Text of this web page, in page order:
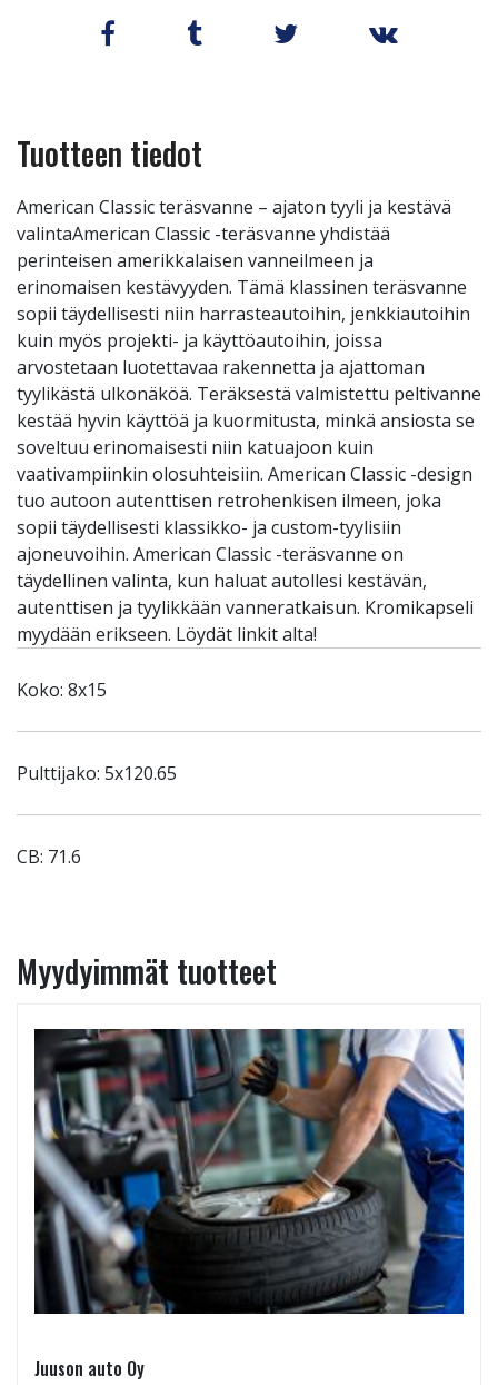
Tuotteen tiedot
American Classic teräsvanne – ajaton tyyli ja kestävä
valintaAmerican Classic -teräsvanne yhdistää
perinteisen amerikkalaisen vanneilmeen ja
erinomaisen kestävyyden. Tämä klassinen teräsvanne
sopii täydellisesti niin harrasteautoihin, jenkkiautoihin
kuin myös projekti- ja käyttöautoihin, joissa
arvostetaan luotettavaa rakennetta ja ajattoman
tyylikästä ulkonäköä. Teräksestä valmistettu peltivanne
kestää hyvin käyttöä ja kuormitusta, minkä ansiosta se
soveltuu erinomaisesti niin katuajoon kuin
vaativampiinkin olosuhteisiin. American Classic -design
tuo autoon autenttisen retrohenkisen ilmeen, joka
sopii täydellisesti klassikko- ja custom-tyylisiin
ajoneuvoihin. American Classic -teräsvanne on
täydellinen valinta, kun haluat autollesi kestävän,
autenttisen ja tyylikkään vanneratkaisun. Kromikapseli
myydään erikseen. Löydät linkit alta!
Koko: 8x15
Pulttijako: 5x120.65
CB: 71.6
Myydyimmät tuotteet
Juuson auto Oy